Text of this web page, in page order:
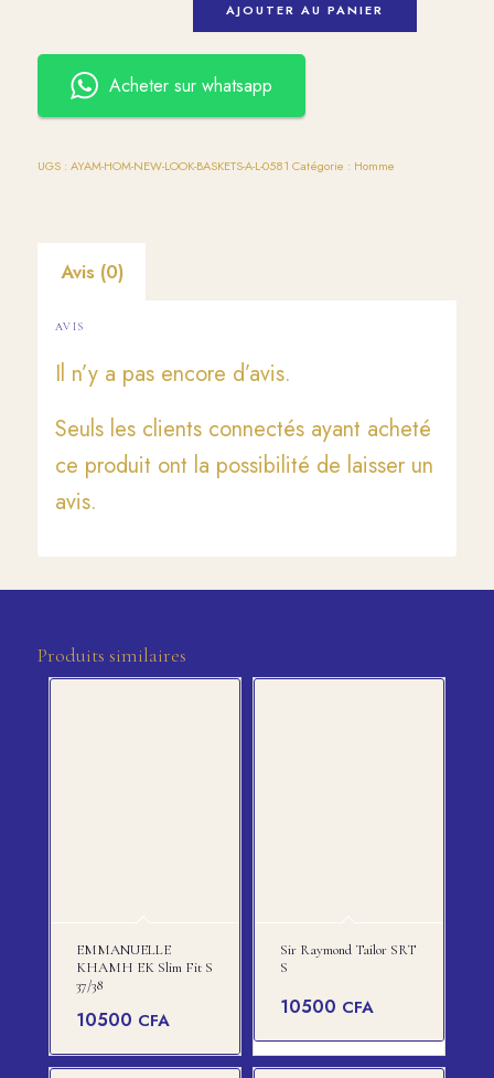
AJOUTER AU PANIER
Acheter sur whatsapp
UGS : AYAM-HOM-NEW-LOOK-BASKETS-A-L-0581 Catégorie : Homme
Avis (0)
AVIS
Il n’y a pas encore d’avis.
Seuls les clients connectés ayant acheté
ce produit ont la possibilité de laisser un
avis.
Produits similaires
EMMANUELLE
KHAMH EK Slim Fit S
37/38
10500 CFA
Sir Raymond Tailor SRT
S
10500 CFA